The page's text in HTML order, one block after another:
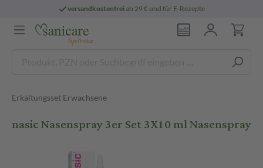
versandkostenfreiab 29 € und für E-Rezepte
Erkältungsset Erwachsene
nasic Nasenspray 3er Set 3X10 ml Nasenspray